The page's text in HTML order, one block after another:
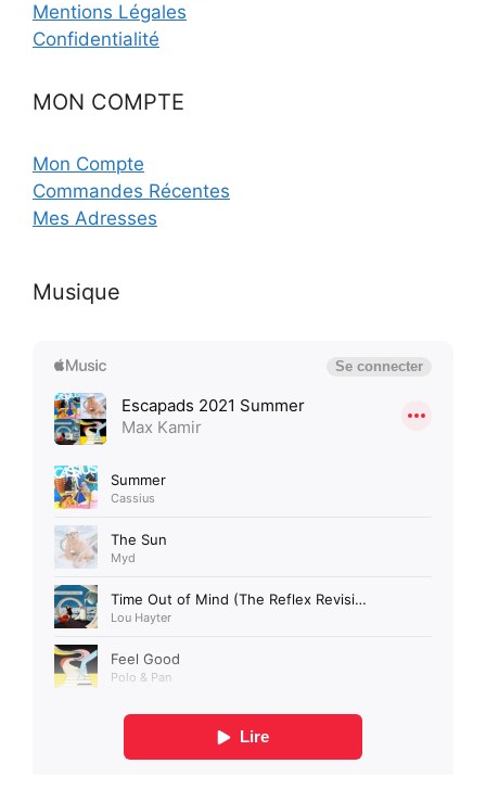
Mentions Légales
Confidentialité
MON COMPTE
Mon Compte
Commandes Récentes
Mes Adresses
Musique